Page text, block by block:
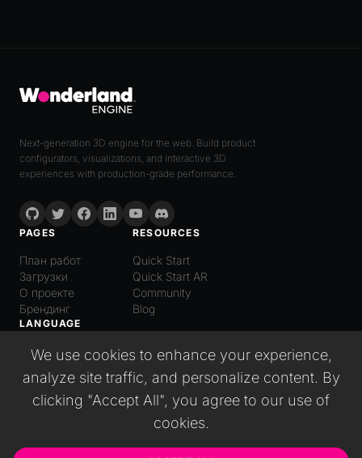
We use cookies to enhance your experience,
analyze site traffic, and personalize content. By
clicking "Accept All", you agree to our use of
cookies.
Next-generation 3D engine for the web. Build product
configurators, visualizations, and interactive 3D
experiences with production-grade performance.
PAGES
План работ
Загрузки
О проекте
Брендинг
RESOURCES
Quick Start
Quick Start AR
Community
Blog
LANGUAGE
Русский
Español
Italiano
普通话